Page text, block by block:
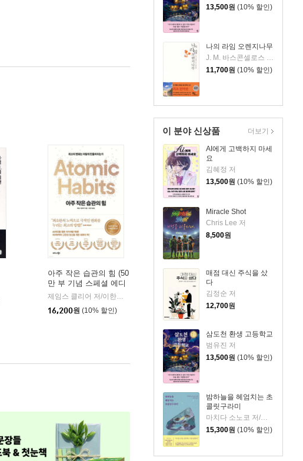
13,500원 (10% 할인)
나의 라임 오렌지나무
J. M. 바스콘셀로스 저/박동원 역
11,700원 (10% 할인)
이 분야 신상품
AI에게 고백하지 마세
요
김혜정 저
13,500원 (10% 할인)
Miracle Shot
Chris Lee 저
8,500원
매점 대신 주식을 샀
다
김정순 저
12,700원
삼도천 환생 고등학교
범유진 저
13,500원 (10% 할인)
밤하늘을 헤엄치는 초
콜릿구라미
마치다 소노코 저/이정민 역
15,300원 (10% 할인)
더보기
아주 작은 습관의 힘 (50
만 부 기념 스페셜 에디
션)
제임스 클리어 저/이한이 역
비즈니스북스
16,200원 (10% 할인)